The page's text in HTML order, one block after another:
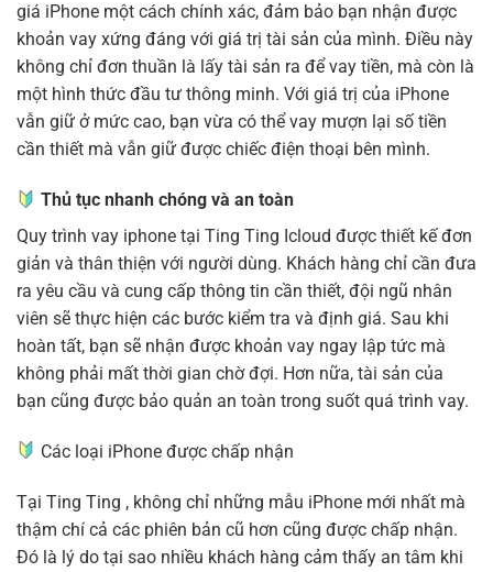
giá iPhone một cách chính xác, đảm bảo bạn nhận được
khoản vay xứng đáng với giá trị tài sản của mình. Điều này
không chỉ đơn thuần là lấy tài sản ra để vay tiền, mà còn là
một hình thức đầu tư thông minh. Với giá trị của iPhone
vẫn giữ ở mức cao, bạn vừa có thể vay mượn lại số tiền
cần thiết mà vẫn giữ được chiếc điện thoại bên mình.
Thủ tục nhanh chóng và an toàn
Quy trình vay iphone tại Ting Ting Icloud được thiết kế đơn
giản và thân thiện với người dùng. Khách hàng chỉ cần đưa
ra yêu cầu và cung cấp thông tin cần thiết, đội ngũ nhân
viên sẽ thực hiện các bước kiểm tra và định giá. Sau khi
hoàn tất, bạn sẽ nhận được khoản vay ngay lập tức mà
không phải mất thời gian chờ đợi. Hơn nữa, tài sản của
bạn cũng được bảo quản an toàn trong suốt quá trình vay.
Các loại iPhone được chấp nhận
Tại Ting Ting , không chỉ những mẫu iPhone mới nhất mà
thậm chí cả các phiên bản cũ hơn cũng được chấp nhận.
Đó là lý do tại sao nhiều khách hàng cảm thấy an tâm khi